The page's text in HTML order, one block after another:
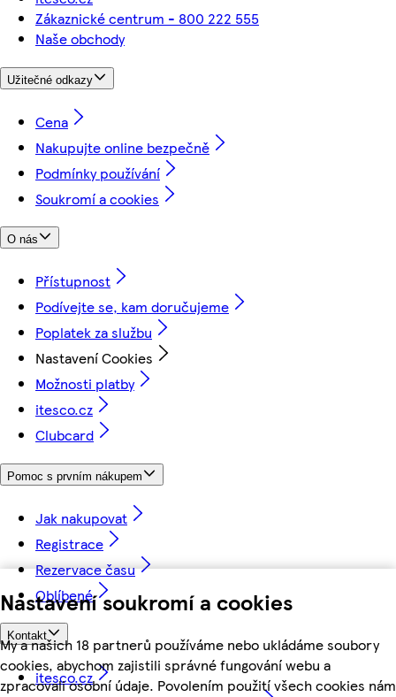
Nastavení soukromí a cookies
My a našich 18 partnerů používáme nebo ukládáme soubory
cookies, abychom zajistili správné fungování webu a
zpracovali osobní údaje. Povolením použití všech cookies nám
Zákaznické centrum - 800 222 555
Naše obchody
Užitečné odkazy
Cena
Nakupujte online bezpečně
Podmínky používání
Soukromí a cookies
O nás
Přístupnost
Podívejte se, kam doručujeme
Poplatek za službu
Nastavení Cookies
Možnosti platby
itesco.cz
Clubcard
Pomoc s prvním nákupem
Jak nakupovat
Registrace
Rezervace času
Oblíbené
Kontakt
itesco.cz